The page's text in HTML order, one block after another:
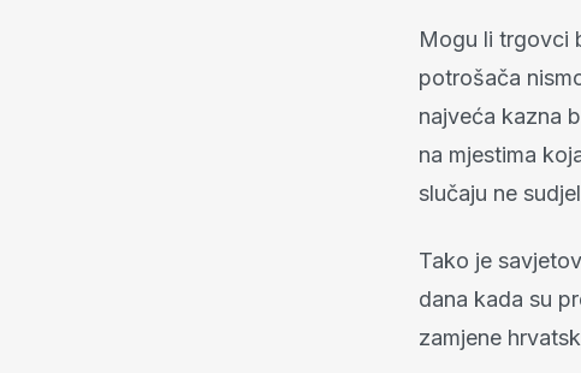
Mogu li trgovci
potrošača
najveća kazna
na mjestima
slučaju ne
Tako je
dana kada su
zamjene